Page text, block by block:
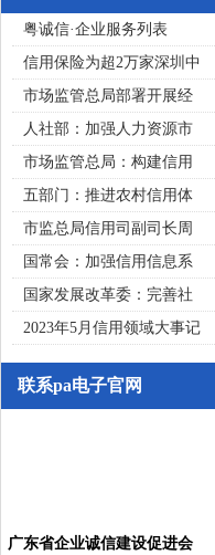
粤诚信·企业服务列表
信用保险为超2万家深圳中
市场监管总局部署开展经
人社部：加强人力资源市
市场监管总局：构建信用
五部门：推进农村信用体
市监总局信用司副司长周
国常会：加强信用信息系
国家发展改革委：完善社
2023年5月信用领域大事记
联系pa电子官网
广东省企业诚信建设促进会